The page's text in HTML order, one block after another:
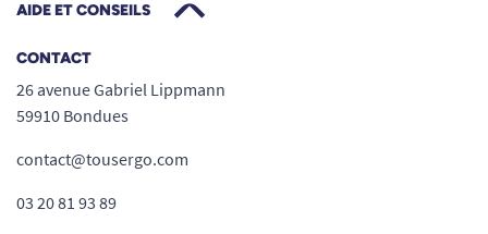
déplacements.
Élégance et fonctionnalité
utilisé offre un toucher doux et confère à
l’ensemble un côté chic, rehaussé par la
qualité de finition Fayet. Idéale pour celles
raffinement.
AIDE ET CONSEILS
CONTACT
26 avenue Gabriel Lippmann
59910 Bondues
contact@tousergo.com
03 20 81 93 89